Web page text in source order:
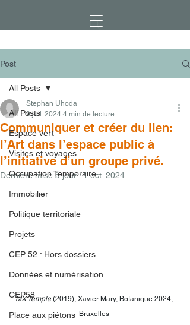
Post
All Posts
Espace vert
Visites et voyages
Occupation Temporaire
Immobilier
Politique territoriale
Projets
CEP 52 : Hors dossiers
Données et numérisation
CEP58
Place aux piétons
All Posts
Communiquer et créer du lien:
l’Art dans l’espace public à
l’initiative d’un groupe privé.
Stephan Uhoda
9 juil. 2024 4 min de lecture
Dernière mise à jour :1 oct. 2024
MX Temple (2019), Xavier Mary, Botanique 2024,
Bruxelles